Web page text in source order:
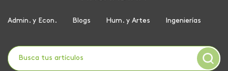
Admin. y Econ. Blogs Hum. y Artes Ingenierías